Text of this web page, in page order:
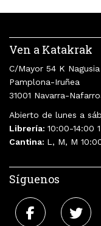
Ven a Katakrak
C/Mayor 54 K Nagusia
Pamplona-Iruñea
31001 Navarra-
Abierto de lunes a
Librería: 10:00-14:00
Cantina: L, M, M
Síguenos